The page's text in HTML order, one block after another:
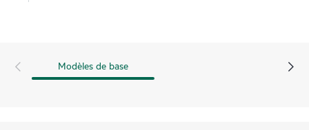
Modèles de base